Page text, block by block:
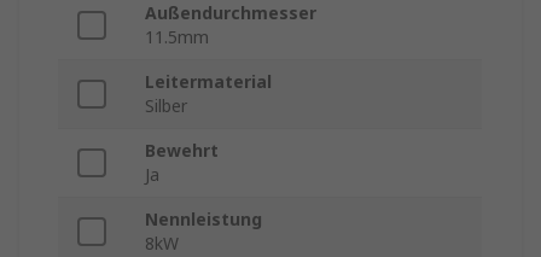
Außendurchmesser
11.5mm
Leitermaterial
Silber
Bewehrt
Ja
Nennleistung
8kW